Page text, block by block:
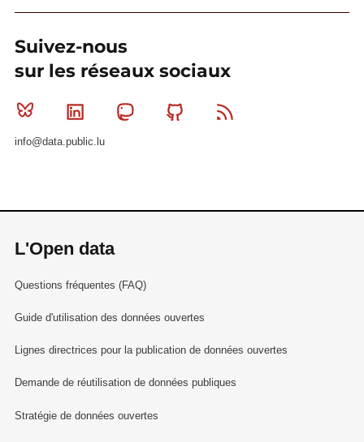
Suivez-nous
sur les réseaux sociaux
Bluesky Linkedin MastodonGithub
info@data.public.lu
L'Open data
Questions fréquentes (FAQ)
Guide d'utilisation des données ouvertes
Lignes directrices pour la publication de données ouvertes
Demande de réutilisation de données publiques
Stratégie de données ouvertes